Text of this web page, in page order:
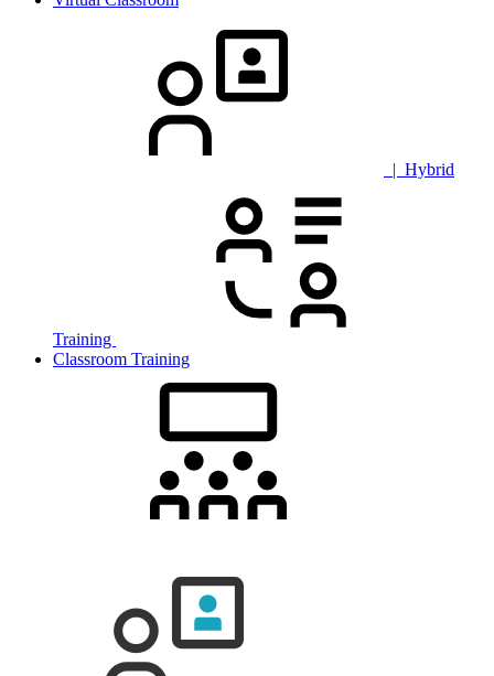
| Hybrid
Training
Classroom Training